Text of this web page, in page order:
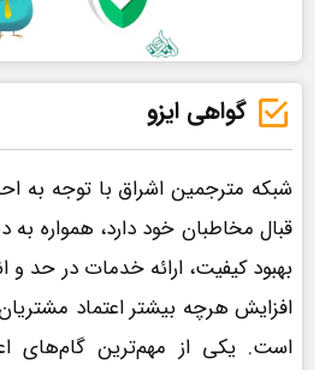
گواهی ایزو
شبکه مترجمین اشراق با توجه به
قبال مخاطبان خود دارد، همواره به
بهبود کیفیت، ارائه خدمات در حد و
افزایش هرچه بیشتر اعتماد
است. یکی از مهم‌ترین گام‌های